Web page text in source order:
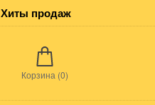
Хиты продаж
Корзина (0)